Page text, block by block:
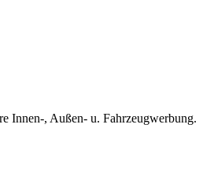
Innen-, Außen- u. Fahrzeugwerbung.